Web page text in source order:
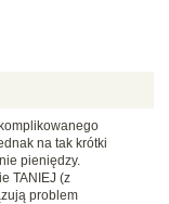
na tak krótki
pieniędzy.
TANIEJ (z
problem